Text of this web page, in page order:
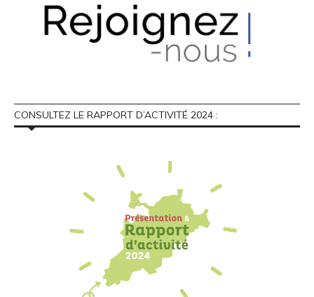
CONSULTEZ LE RAPPORT D’ACTIVITÉ 2024 :